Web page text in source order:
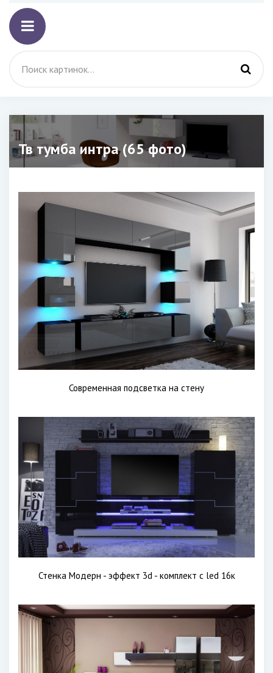
Тв тумба интра (65 фото)
Современная подсветка на стену
Стенка Модерн - эффект 3d - комплект с led 16к